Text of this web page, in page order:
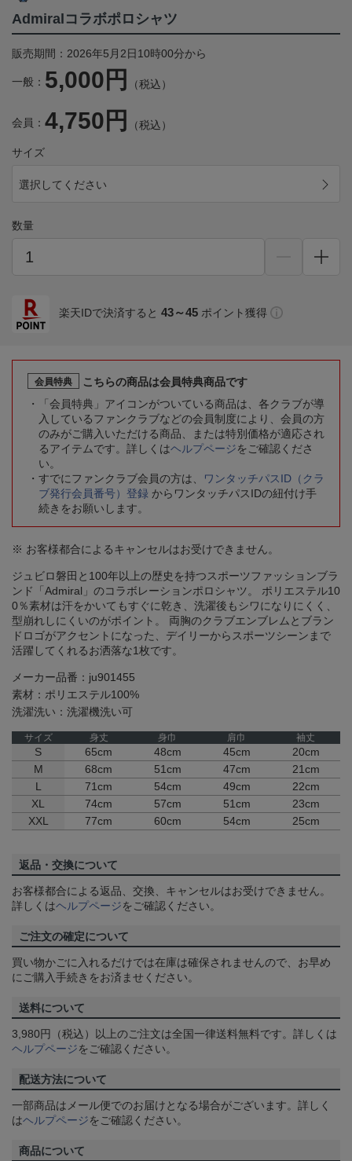
Admiralコラボポロシャツ
販売期間：2026年5月2日10時00分から
一般： 5,000円 （税込）
会員： 4,750円 （税込）
サイズ
選択してください
数量
楽天IDで決済すると 43～45 ポイント獲得
会員特典
こちらの商品は会員特典商品です
「会員特典」アイコンがついている商品は、各クラブが導
入しているファンクラブなどの会員制度により、会員の方
のみがご購入いただける商品、または特別価格が適応され
るアイテムです。詳しくはヘルプページをご確認くださ
い。
すでにファンクラブ会員の方は、
ワンタッチパスID（クラ
ブ発行会員番号）登録 からワンタッチパスIDの紐付け手
続きをお願いします。
※ お客様都合によるキャンセルはお受けできません。
ジュビロ磐田と100年以上の歴史を持つスポーツファッションブラ
ンド「Admiral」のコラボレーションポロシャツ。 ポリエステル10
0％素材は汗をかいてもすぐに乾き、洗濯後もシワになりにくく、
型崩れしにくいのがポイント。 両胸のクラブエンブレムとブラン
ドロゴがアクセントになった、デイリーからスポーツシーンまで
活躍してくれるお洒落な1枚です。
メーカー品番：ju901455
素材：ポリエステル100%
洗濯洗い：洗濯機洗い可
サイズ 身丈 身巾 肩巾 袖丈
S 65cm 48cm 45cm
20cm
M
68cm 51cm 47cm
21cm
L
71cm 54cm 49cm
22cm
XL
74cm 57cm 51cm
23cm
XXL
77cm 60cm 54cm 25cm
返品・交換について
お客様都合による返品、交換、キャンセルはお受けできません。
詳しくはヘルプページをご確認ください。
ご注文の確定について
買い物かごに入れるだけでは在庫は確保されませんので、お早め
にご購入手続きをお済ませください。
送料について
3,980円（税込）以上のご注文は全国一律送料無料です。詳しくは
ヘルプページをご確認ください。
配送方法について
一部商品はメール便でのお届けとなる場合がございます。詳しく
はヘルプページをご確認ください。
商品について